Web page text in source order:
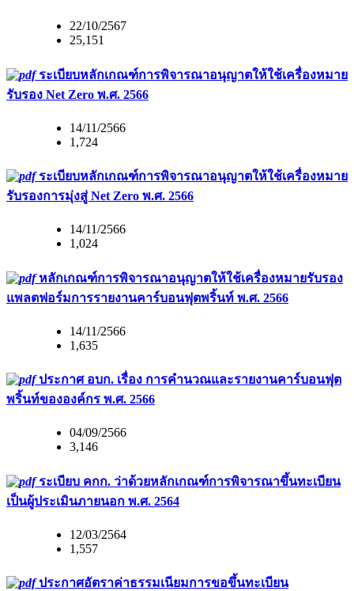
22/10/2567
25,151
ระเบียบหลักเกณฑ์การพิจารณาอนุญาตให้ใช้เครื่องหมาย
รับรอง Net Zero พ.ศ. 2566
14/11/2566
1,724
ระเบียบหลักเกณฑ์การพิจารณาอนุญาตให้ใช้เครื่องหมาย
รับรองการมุ่งสู่ Net Zero พ.ศ. 2566
14/11/2566
1,024
หลักเกณฑ์การพิจารณาอนุญาตให้ใช้เครื่องหมายรับรอง
แพลตฟอร์มการรายงานคาร์บอนฟุตพริ้นท์ พ.ศ. 2566
14/11/2566
1,635
ประกาศ อบก. เรื่อง การคำนวณและรายงานคาร์บอนฟุต
พริ้นท์ขององค์กร พ.ศ. 2566
04/09/2566
3,146
ระเบียบ คกก. ว่าด้วยหลักเกณฑ์การพิจารณาขึ้นทะเบียน
เป็นผู้ประเมินภายนอก พ.ศ. 2564
12/03/2564
1,557
ประกาศอัตราค่าธรรมเนียมการขอขึ้นทะเบียน